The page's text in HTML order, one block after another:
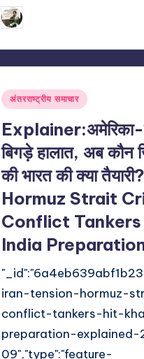
Posted
by
Posted
अंतरराष्ट्रीय समाचार
Explainer:अमेरिका-
बिगड़े हालात, अब कौन
की भारत की क्या
Hormuz Strait
Conflict
India
iran-tension-hormuz-
conflict-tankers-hit-
preparation-
09","type":"feature-